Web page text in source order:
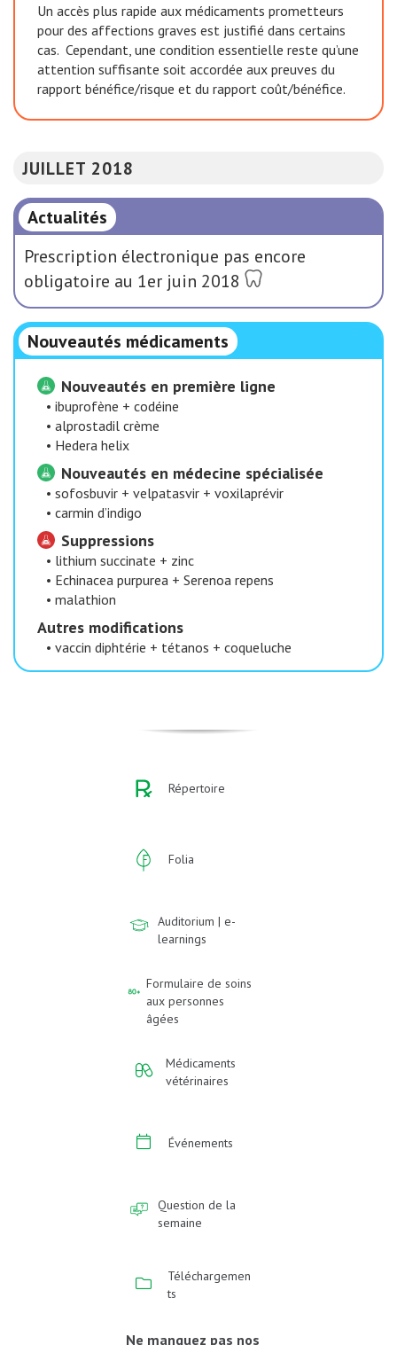
Un accès plus rapide aux médicaments prometteurs
pour des affections graves est justifié dans certains
cas. Cependant, une condition essentielle reste qu’une
attention suffisante soit accordée aux preuves du
rapport bénéfice/risque et du rapport coût/bénéfice.
JUILLET 2018
Actualités
Prescription électronique pas encore
obligatoire au 1er juin 2018
Nouveautés médicaments
Nouveautés en première ligne
• ibuprofène + codéine
• alprostadil crème
• Hedera helix
Nouveautés en médecine spécialisée
• sofosbuvir + velpatasvir + voxilaprévir
• carmin d’indigo
Suppressions
• lithium succinate + zinc
• Echinacea purpurea + Serenoa repens
• malathion
Autres modifications
• vaccin diphtérie + tétanos + coqueluche
Répertoire
Folia
Auditorium | e-
learnings
Formulaire de soins
aux personnes
âgées
Médicaments
vétérinaires
Événements
Question de la
semaine
Téléchargemen
ts
Ne manquez pas nos